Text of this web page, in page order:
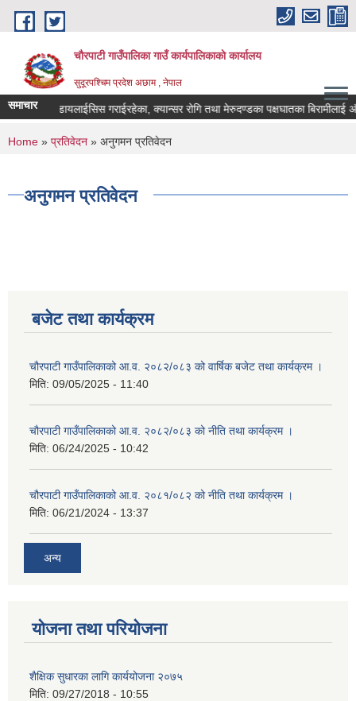
Skip to main content
चौरपाटी गाउँपालिका गाउँ कार्यपालिकाकाे कार्यालय
सुदूरपश्चिम प्रदेश अछाम , नेपाल
समाचार
गरेका, डायलाईसिस गराईरहेका, क्यान्सर रोगि तथा मेरुदण्डका पक्षघातका बिरामीलाई
You are here
Home » प्रतिवेदन » अनुगमन प्रतिवेदन
अनुगमन प्रतिवेदन
बजेट तथा कार्यक्रम
चौरपाटी गाउँपालिकाको आ.व. २०८२/०८३ को वार्षिक बजेट तथा कार्यक्रम ।
मिति: 09/05/2025 - 11:40
चौरपाटी गाउँपालिकाको आ.व. २०८२/०८३ को नीति तथा कार्यक्रम ।
मिति: 06/24/2025 - 10:42
चौरपाटी गाउँपालिकाको आ.व. २०८१/०८२ को नीति तथा कार्यक्रम ।
मिति: 06/21/2024 - 13:37
अन्य
योजना तथा परियोजना
शैक्षिक सुधारका लागि कार्ययोजना २०७५
मिति: 09/27/2018 - 10:55